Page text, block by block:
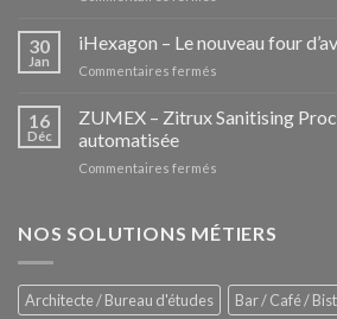
Pozzettis:
des
30
Jan
iHexagon – Le nouveau four
Commentaires fermés
–
de
16
Déc
ZUMEX – Zitrux Sanitising
automatisée
Commentaires fermés
Zitrux
–
Hygiène
NOS SOLUTIONS MÉTIERS
Architecte / Bureau d'études
Bar / Café /